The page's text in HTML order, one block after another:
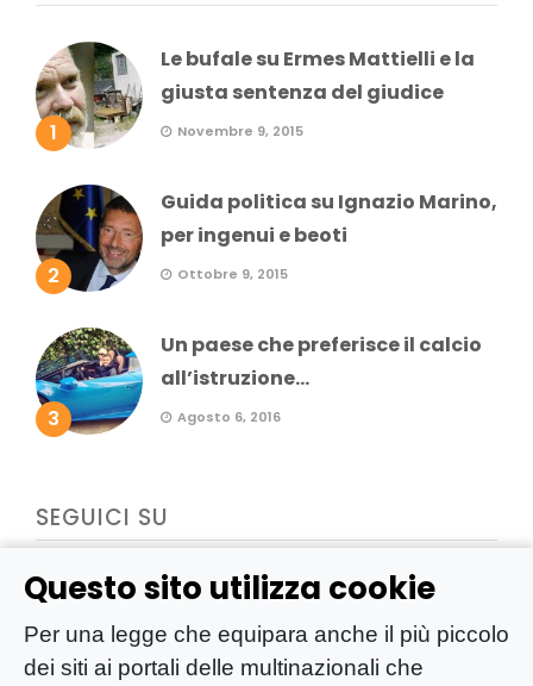
Questo sito utilizza cookie
Per una legge che equipara anche il più piccolo
dei siti ai portali delle multinazionali che
1
Le bufale su Ermes Mattielli e la
giusta sentenza del giudice
Novembre 9, 2015
2
Guida politica su Ignazio Marino,
per ingenui e beoti
Ottobre 9, 2015
3
Un paese che preferisce il calcio
all’istruzione...
Agosto 6, 2016
SEGUICI SU